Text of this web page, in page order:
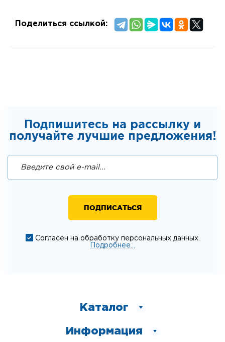
Поделиться ссылкой:
Подпишитесь на рассылку и
получайте лучшие предложения!
Согласен на обработку персональных данных.
Подробнее...
Каталог
Информация